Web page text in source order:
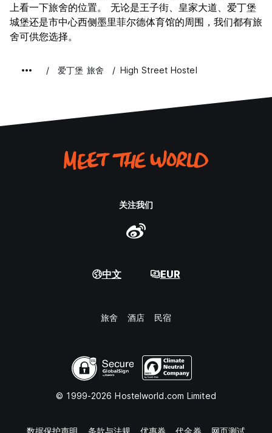
夜生活
8.4
物有所值
7.9
上看一下旅舍的位置。 无论是王子街、皇家大道、爱丁堡
城堡还是市中心西侧墨里菲尔德体育馆的周围，我们都有旅
舍可供您选择。
爱丁堡 旅舍 High Street Hostel
关注我们
中文 EUR
旅舍 酒店 民宿
© 1999-2026 Hostelworld.com Limited
数据保护声明 条款与法规 优惠券 代金券 网页测试